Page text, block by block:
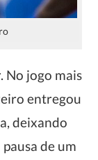
No jogo mais
entregou
deixando
de um